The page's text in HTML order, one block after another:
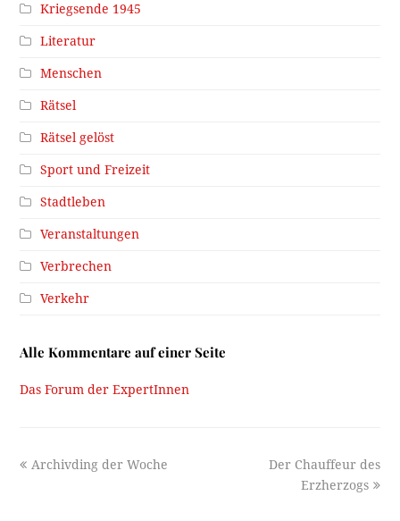
Kriegsende 1945
Literatur
Menschen
Rätsel
Rätsel gelöst
Sport und Freizeit
Stadtleben
Veranstaltungen
Verbrechen
Verkehr
Alle Kommentare auf einer Seite
Das Forum der ExpertInnen
previous
Archivding der Woche
next
post:
Der Chauffeur des
Erzherzogs